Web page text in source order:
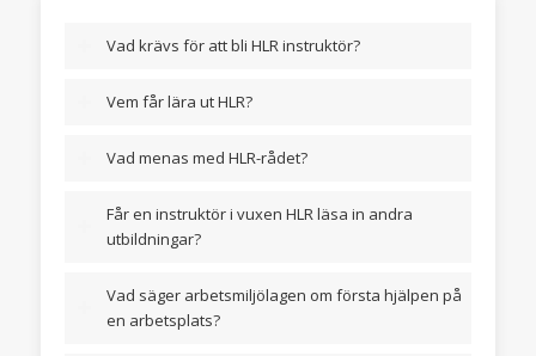
Vad krävs för att bli HLR instruktör?
Vem får lära ut HLR?
Vad menas med HLR-rådet?
Får en instruktör i vuxen HLR läsa in andra
utbildningar?
Vad säger arbetsmiljölagen om första hjälpen på
en arbetsplats?